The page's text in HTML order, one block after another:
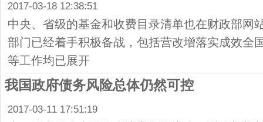
2017-03-18 12:38:51
中央、省级的基金和收费目录清单也在财政部网
部门已经着手积极备战，包括营改增落实成效全
等工作均已展开
我国政府债务风险总体仍然可控
2017-03-11 17:51:19